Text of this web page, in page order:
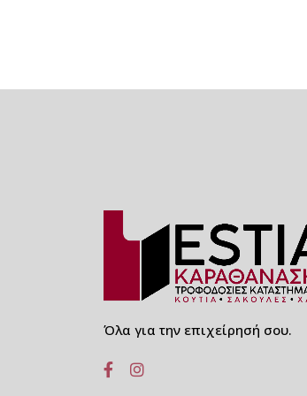
ΚΑΛΑΜΑΚΙΑ ΙΣΙΑ
ΧΑΡΤΙΝΑ ΠΙΑΤΑ ΣΤΡΟΓΓΥΛΑ
ΚΡΑΦΤ ΚΑΙ ΛΕΥΚΑ
ΠΙΠΙΛΕΣ ΚΑΙ FLAT ΓΙΑ
Όλα για την επιχείρησή σου.